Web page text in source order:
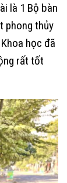
là 1 Bộ bàn
phong thủy
học đã
rất tốt